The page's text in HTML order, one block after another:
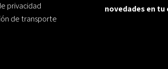
privacidad
de transporte
novedades en tu